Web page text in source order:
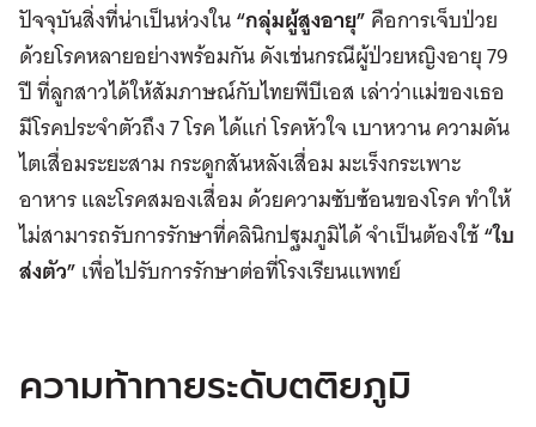
ปัจจุบันสิ่งที่น่าเป็นห่วงใน“กลุ่มผู้สูงอายุ”คือการเจ็บป่วย
ด้วยโรคหลายอย่างพร้อมกัน ดังเช่นกรณีผู้ป่วยหญิงอายุ 79
ปี ที่ลูกสาวได้ให้สัมภาษณ์กับไทยพีบีเอส เล่าว่าแม่ของเธอ
มีโรคประจำตัวถึง 7 โรค ได้แก่ โรคหัวใจ เบาหวาน ความดัน
ไตเสื่อมระยะสาม กระดูกสันหลังเสื่อม มะเร็งกระเพาะ
อาหาร และโรคสมองเสื่อม ด้วยความซับซ้อนของโรค ทำให้
ไม่สามารถรับการรักษาที่คลินิกปฐมภูมิได้ จำเป็นต้องใช้“ใบ
ส่งตัว”เพื่อไปรับการรักษาต่อที่โรงเรียนแพทย์​​​​​​​​​​​​​​​​
ความท้าทายระดับตติยภูมิ